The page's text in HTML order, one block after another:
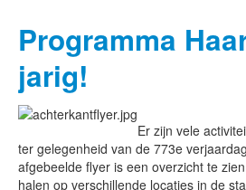
Programma
jarig!
Er zijn vele
ter gelegenheid van de 773e
afgebeelde flyer is een overzicht te
halen op verschillende locaties in de